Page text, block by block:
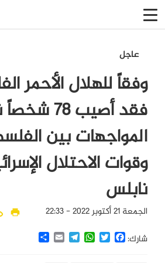
عاجل
وفقاً للهلال الأحمر
فقد أصيب 78
المواجهات بين
وقوات الاحتلال
نابلس
الجمعة 21 أكتوبر 2022 - 22:33
شارك:
Facebook
Twitter
WhatsApp
Telegram
Email
Share